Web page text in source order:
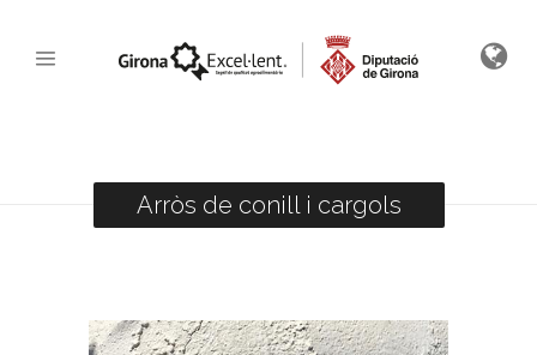
Arròs de conill i cargols